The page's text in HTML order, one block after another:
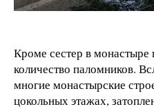
Кроме сестер в
количество паломников.
многие монастырские
цокольных этажах,